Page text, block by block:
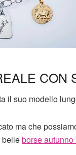
CON
il suo modello
ma che
belleborse